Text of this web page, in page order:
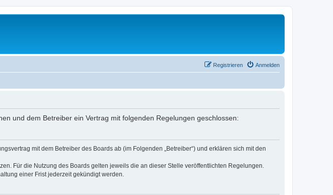
Anmelden
Registrieren
und dem Betreiber ein Vertrag mit folgenden Regelungen geschlossen:
mit dem Betreiber des Boards ab (im Folgenden „Betreiber“) und erklären sich mit den
Für die Nutzung des Boards gelten jeweils die an dieser Stelle veröffentlichten Regelungen.
einer Frist jederzeit gekündigt werden.